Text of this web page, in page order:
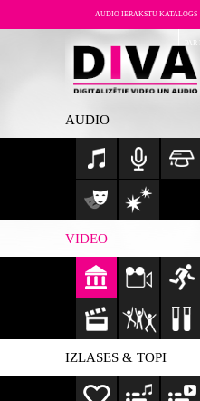
AUDIO IERAKSTU KATALOGS
AUDIO
VIDEO
IZLASES & TOPI